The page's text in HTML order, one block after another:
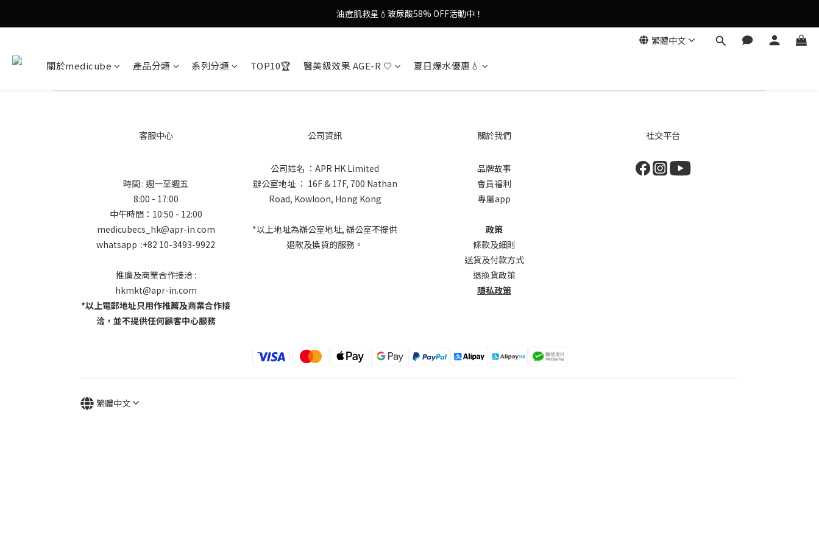
9in1多功能美容儀🌸護膚效果UP！
油痘肌救星💧玻尿酸58% OFF活動中！
9in1多功能美容儀🌸護膚效果UP！
繁體中文
關於medicube 產品分類 系列分類 TOP10🏆 醫美級效果 AGE-R 🤍 夏日爆水優惠💧
客服中心
時間 : 週一至週五
8:00 - 17:00
中午時間：10:50 - 12:00
medicubecs_hk@apr-in.com
whatsapp :+82 10-3493-9922
推廣及商業合作接洽 :
hkmkt@apr-in.com
*以上電郵地址只用作推薦及商業合作接
洽，並不提供任何顧客中心服務
公司資訊
公司姓名 ：APR HK Limited
辦公室地址 ： 16F & 17F, 700 Nathan
Road, Kowloon, Hong Kong
*以上地址為辦公室地址, 辦公室不提供
退款及換貨的服務。
關於我們
品牌故事
會員福利
專屬app
政策
條款及細則
送貨及付款方式
退換貨政策
隱私政策
社交平台
繁體中文